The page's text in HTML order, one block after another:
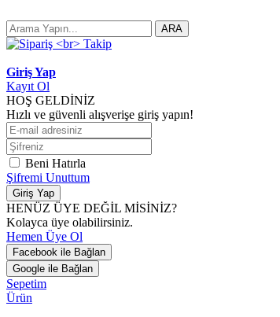
ARA
Giriş Yap
Kayıt Ol
HOŞ GELDİNİZ
Hızlı ve güvenli alışverişe giriş yapın!
Beni Hatırla
Şifremi Unuttum
Giriş Yap
HENÜZ ÜYE DEĞİL MİSİNİZ?
Kolayca üye olabilirsiniz.
Hemen Üye Ol
Facebook ile Bağlan
Google ile Bağlan
Sepetim
Ürün